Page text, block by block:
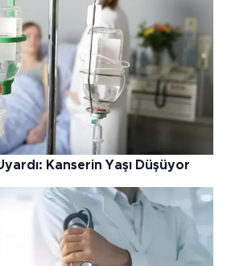
Kanserin Yaşı Düşüyor